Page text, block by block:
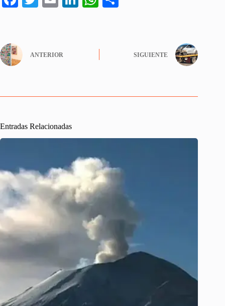
ok r
A
pp
ANTERIOR SIGUIENTE
Entradas Relacionadas